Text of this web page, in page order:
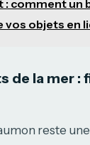
: comment un
objets en
de la mer :
reste